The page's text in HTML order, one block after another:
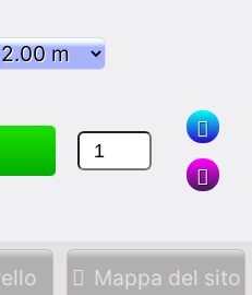
Mappa del sito